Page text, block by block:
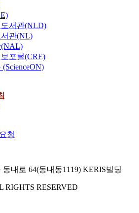
서관(NLD)
관(NL)
(NAL)
포털(CRE)
청
내로 64(동내동1119) KERIS빌딩
RIGHTS RESERVED